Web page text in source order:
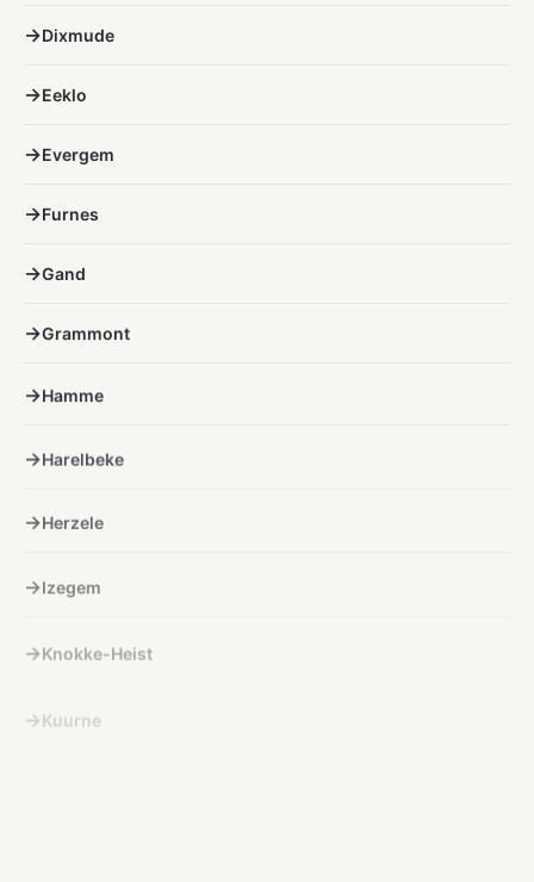
Dixmude
Eeklo
Evergem
Furnes
Gand
Grammont
Hamme
Harelbeke
Herzele